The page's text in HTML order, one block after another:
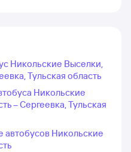
Никольские Выселки,
Тульская область
Никольские
– Сергеевка, Тульская
автобусов Никольские